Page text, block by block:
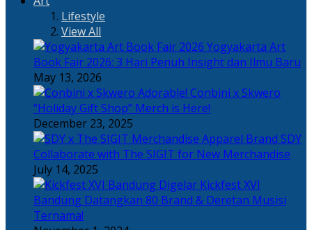
Lifestyle
View All
Yogyakarta Art
Book Fair 2026: 3 Hari Penuh Insight dan Ilmu Baru
May 13, 2026
Adorable! Conbini x Skwero
“Holiday Gift Shop” Merch is Here!
December 23, 2025
Apparel Brand SDY
Collaborate with The SIGIT for New Merchandise
July 14, 2025
Kickfest XVI
Bandung Datangkan 80 Brand & Deretan Musisi
Ternama!